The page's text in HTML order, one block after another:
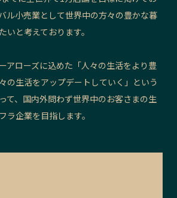
ル小売業として世界中の方々の豊かな暮
いと考えております。
アローズに込めた「人々の生活をより豊
の生活をアップデートしていく」という
て、国内外問わず世界中のお客さまの生
ラ企業を目指します。